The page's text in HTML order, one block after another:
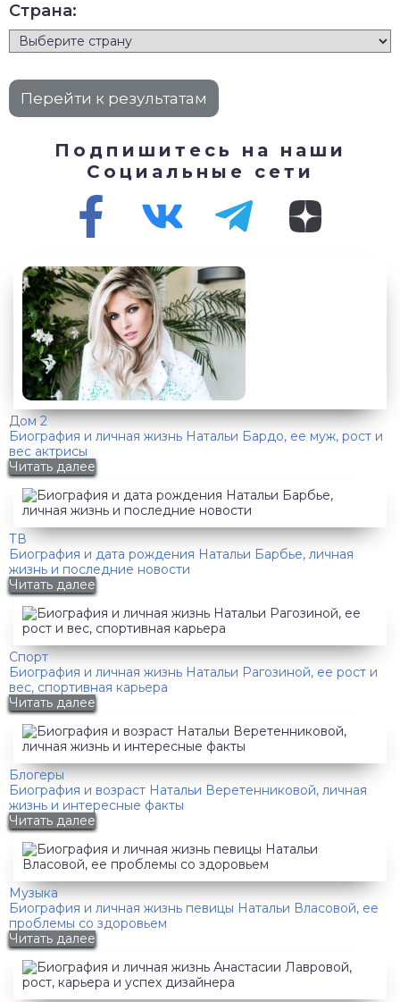
Страна:
Подпишитесь на наши
Социальные сети
Дом 2
Биография и личная жизнь Натальи Бардо, ее муж, рост и
вес актрисы
Читать далее
ТВ
Биография и дата рождения Натальи Барбье, личная
жизнь и последние новости
Читать далее
Спорт
Биография и личная жизнь Натальи Рагозиной, ее рост и
вес, спортивная карьера
Читать далее
Блогеры
Биография и возраст Натальи Веретенниковой, личная
жизнь и интересные факты
Читать далее
Музыка
Биография и личная жизнь певицы Натальи Власовой, ее
проблемы со здоровьем
Читать далее